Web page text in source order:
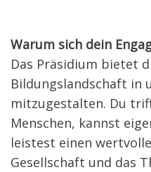
Warum sich dein
Das Präsidium bietet
Bildungslandschaft in
mitzugestalten. Du
Menschen, kannst
leistest einen
Gesellschaft und das